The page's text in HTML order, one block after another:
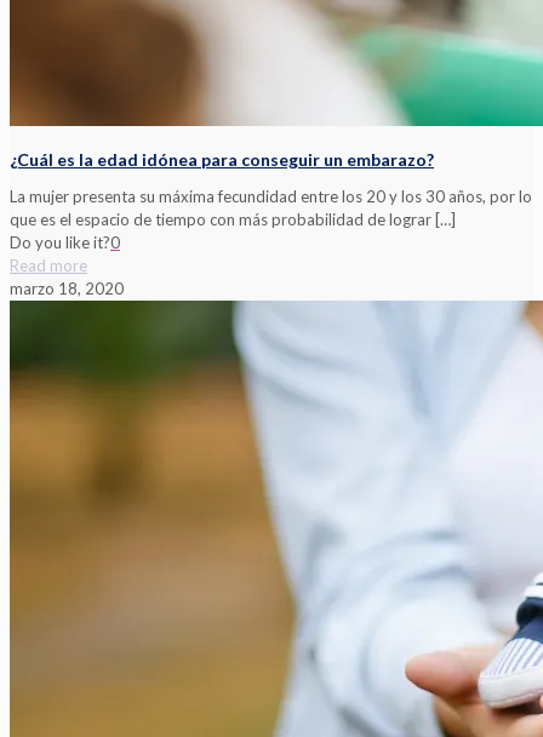
¿Cuál es la edad idónea para conseguir un embarazo?
La mujer presenta su máxima fecundidad entre los 20 y los 30 años, por lo
que es el espacio de tiempo con más probabilidad de lograr […]
Do you like it?0
Read more
marzo 18, 2020